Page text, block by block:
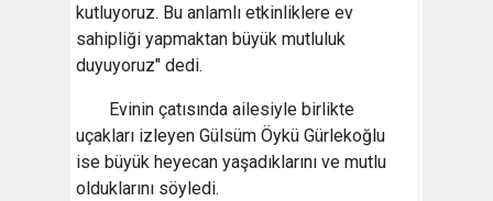
kutluyoruz. Bu anlamlı etkinliklere ev
sahipliği yapmaktan büyük mutluluk
duyuyoruz" dedi.
Evinin çatısında ailesiyle birlikte
uçakları izleyen Gülsüm Öykü Gürlekoğlu
ise büyük heyecan yaşadıklarını ve mutlu
olduklarını söyledi.